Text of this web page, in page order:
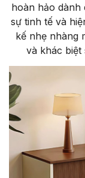
hoàn hảo
sự tinh tế và
kế nhẹ nhàng
và khác biệt